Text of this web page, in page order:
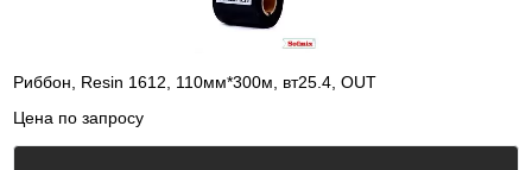
Риббон, Resin 1612, 110мм*300м, вт25.4, OUT
Цена по запросу